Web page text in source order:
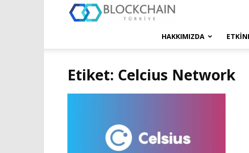
Türkiye
HAKKIMIZDA
Etiket: Celcius Network